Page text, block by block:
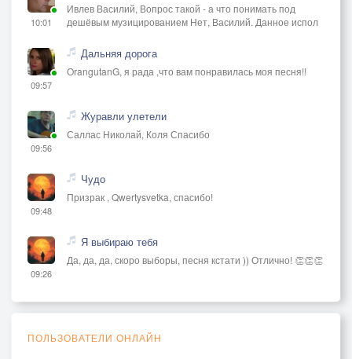
10:01
Ивлев Василий, Вопрос такой - а что понимать под
дешёвым музицированием Нет, Василий. Данное испол
09:57
Дальняя дорога
OrangutanG, я рада ,что вам понравилась моя песня!!
09:56
Журавли улетели
Саллас Николай, Коля Спасибо
09:48
Чудо
Призрак , Qwertysvetka, спасибо!
09:26
Я выбираю тебя
Да, да, да, скоро выборы, песня кстати )) Отлично! 👏👏👏
ПОЛЬЗОВАТЕЛИ ОНЛАЙН